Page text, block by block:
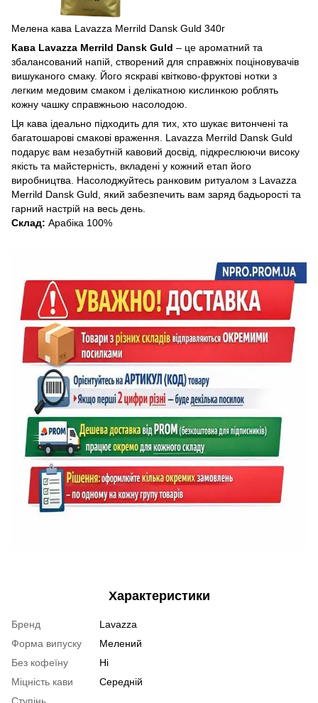
Мелена кава Lavazza Merrild Dansk Guld 340г
Кава Lavazza Merrild Dansk Guld – це ароматний та
збалансований напій, створений для справжніх поціновувачів
вишуканого смаку. Його яскраві квітково-фруктові нотки з
легким медовим смаком і делікатною кислинкою роблять
кожну чашку справжньою насолодою.
Ця кава ідеально підходить для тих, хто шукає витончені та
багатошарові смакові враження. Lavazza Merrild Dansk Guld
подарує вам незабутній кавовий досвід, підкреслюючи високу
якість та майстерність, вкладені у кожний етап його
виробництва. Насолоджуйтесь ранковим ритуалом з Lavazza
Merrild Dansk Guld, який забезпечить вам заряд бадьорості та
гарний настрій на весь день.
Склад: Арабіка 100%
Характеристики
Бренд
Lavazza
Форма випуску
Мелений
Без кофеїну
Ні
Міцність кави
Середній
Ступінь